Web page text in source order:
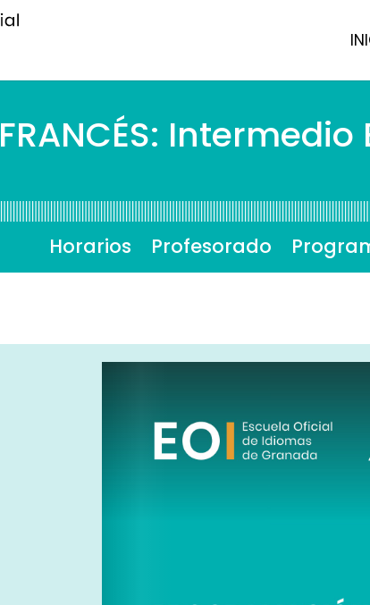
FRANCÉS:
Horarios Profesorado